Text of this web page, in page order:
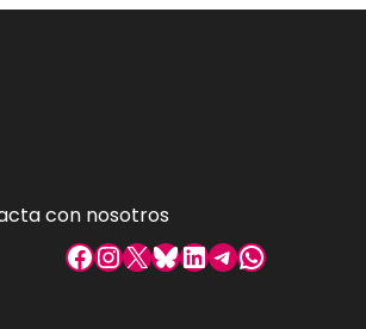
con nosotros
Facebook
Instagram
X Bluesky
LinkedIn
Telegram
WhatsApp